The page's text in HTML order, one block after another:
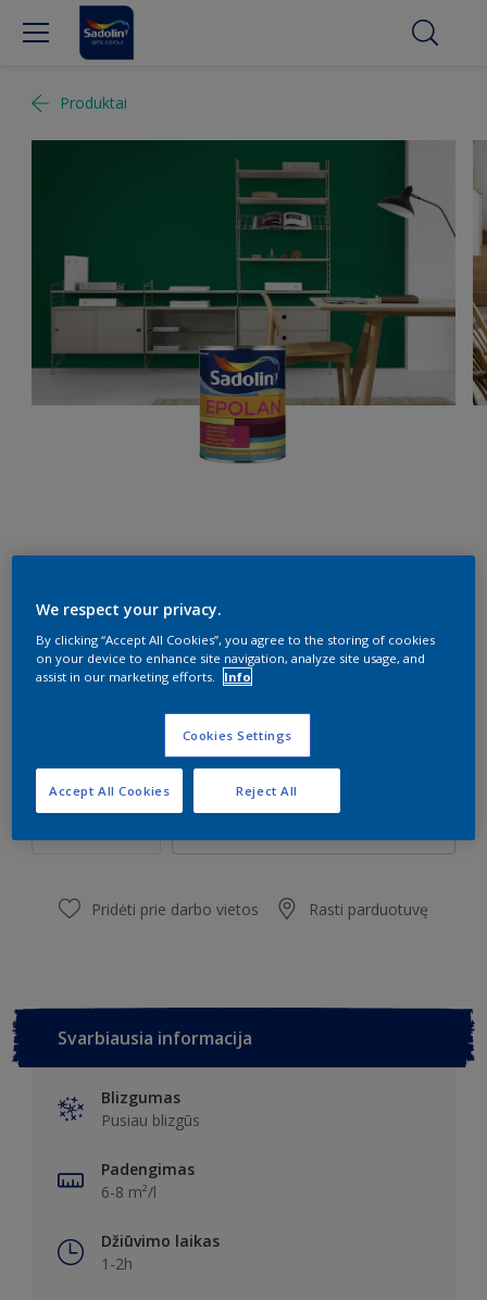
Produktai
L7.50.30
Kiekis Dažų kiekio skaičiuoklė
Pridėti prie darbo vietos Rasti parduotuvę
Svarbiausia informacija
Blizgumas
Pusiau blizgūs
Padengimas
6-8 m²/l
Džiūvimo laikas
1-2h
We respect your privacy.
By clicking “Accept All Cookies”, you agree to the storing of cookies
on your device to enhance site navigation, analyze site usage, and
assist in our marketing efforts.
Info
Cookies Settings
Reject All
Accept All Cookies